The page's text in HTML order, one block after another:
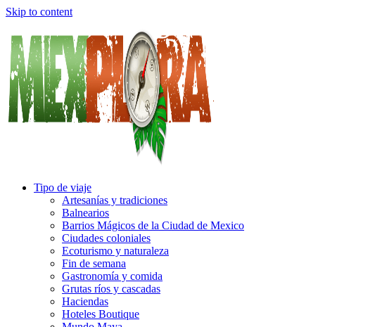
Skip to content
Tipo de viaje
Artesanías y tradiciones
Balnearios
Barrios Mágicos de la Ciudad de Mexico
Ciudades coloniales
Ecoturismo y naturaleza
Fin de semana
Gastronomía y comida
Grutas ríos y cascadas
Haciendas
Hoteles Boutique